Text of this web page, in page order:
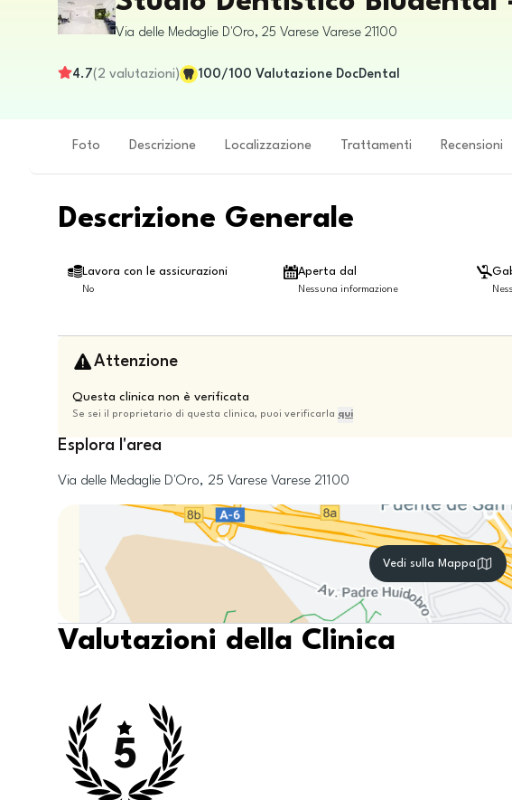
Via delle Medaglie D'Oro, 25 Varese Varese 21100
4.7( 2 valutazioni) 100/100 Valutazione DocDental
Foto Descrizione Localizzazione Trattamenti Recensioni
Descrizione Generale
Lavora con le assicurazioni
No
Aperta dal
Nessuna informazione
Attenzione
Questa clinica non è verificata
Se sei il proprietario di questa clinica, puoi verificarla qui
Esplora l'area
Via delle Medaglie D'Oro, 25 Varese Varese 21100
Vedi sulla Mappa
Valutazioni della Clinica
5